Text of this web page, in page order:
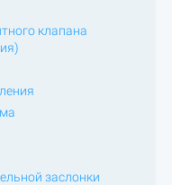
клапана
заслонки